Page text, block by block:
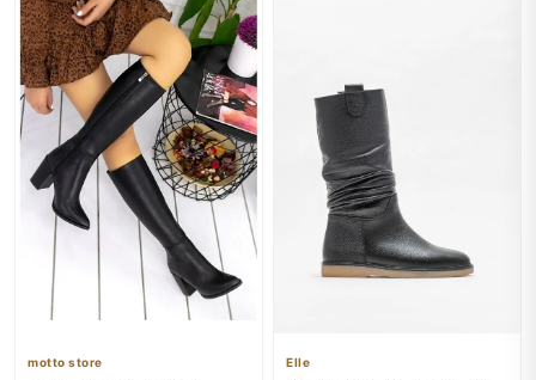
motto store Elle